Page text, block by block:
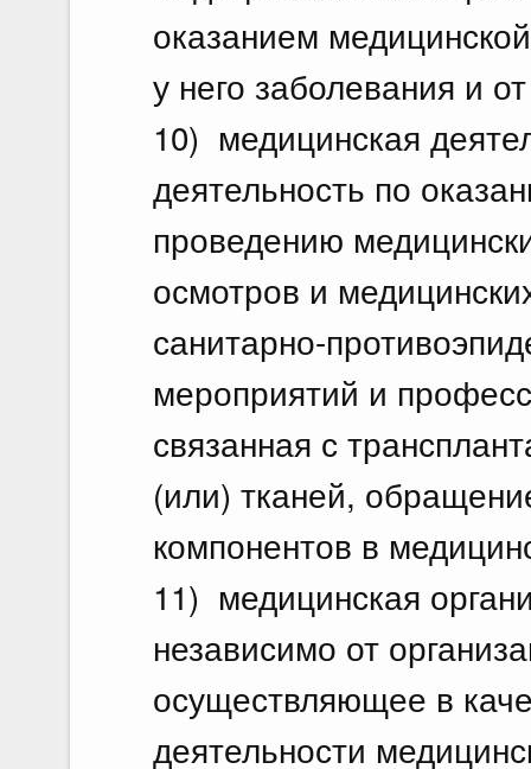
оказанием
у него заболевания и
10) медицинская
деятельность по
проведению
осмотров и
санитарно-
мероприятий и
связанная с
(или) тканей,
компонентов в
11) медицинская
независимо от
осуществляющее в
деятельности